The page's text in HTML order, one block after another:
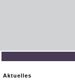
Aktuelles